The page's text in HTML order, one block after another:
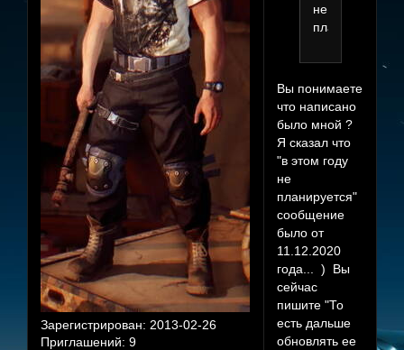
Зарегистрирован: 2013-02-26
Приглашений: 9
не
планируется.
Вы понимаете
что написано
было мной ?
Я сказал что
"в этом году
не
планируется"
сообщение
было от
11.12.2020
года... ) Вы
сейчас
пишите "То
есть дальше
обновлять ее